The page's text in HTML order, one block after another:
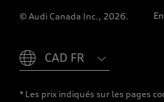
© Audi Canada Inc., 2026.
* Les prix indiqués sur les pages